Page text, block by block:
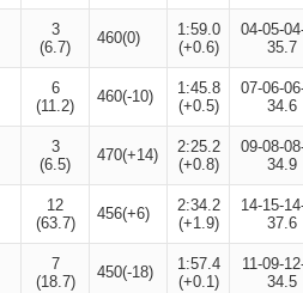
3
(6.7)
460(0)
1:59.0
(+0.6)
04-05-
35.7
6
(11.2)
460(-10)
1:45.8
(+0.5)
07-06-
34.6
3
(6.5)
470(+14)
2:25.2
(+0.8)
09-08-
34.9
12
(63.7)
456(+6)
2:34.2
(+1.9)
14-15-
37.6
7
(18.7)
450(-18)
1:57.4
(+0.1)
11-09-
34.5